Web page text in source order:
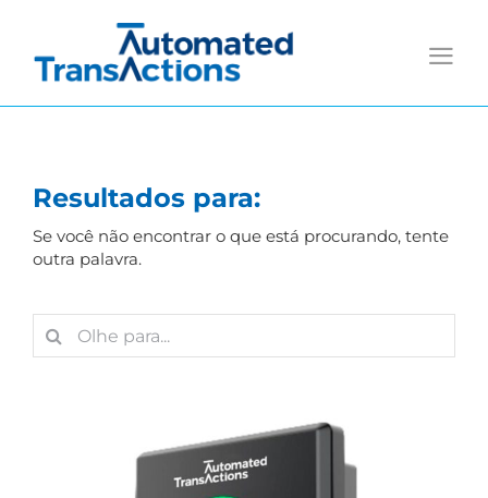
content
Resultados para:
Se você não encontrar o que está procurando, tente
outra palavra.
Search
for: